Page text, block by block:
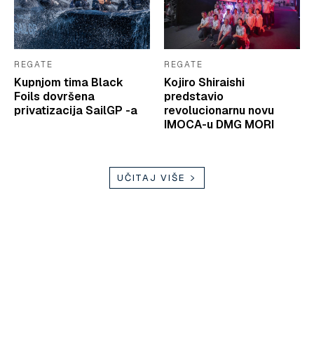
REGATE
Kupnjom tima Black
Foils dovršena
privatizacija SailGP -a
REGATE
Kojiro Shiraishi
predstavio
revolucionarnu novu
IMOCA-u DMG MORI
UČITAJ VIŠE